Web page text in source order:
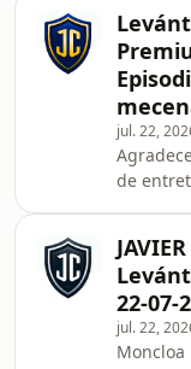
todos los
jul. 22,
de
25
y accede
de
22-07-
jul. 22,
Moncloa